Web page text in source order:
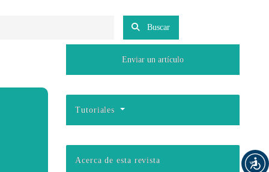
Buscar
Enviar un artículo
Tutoriales
Acerca de esta revista